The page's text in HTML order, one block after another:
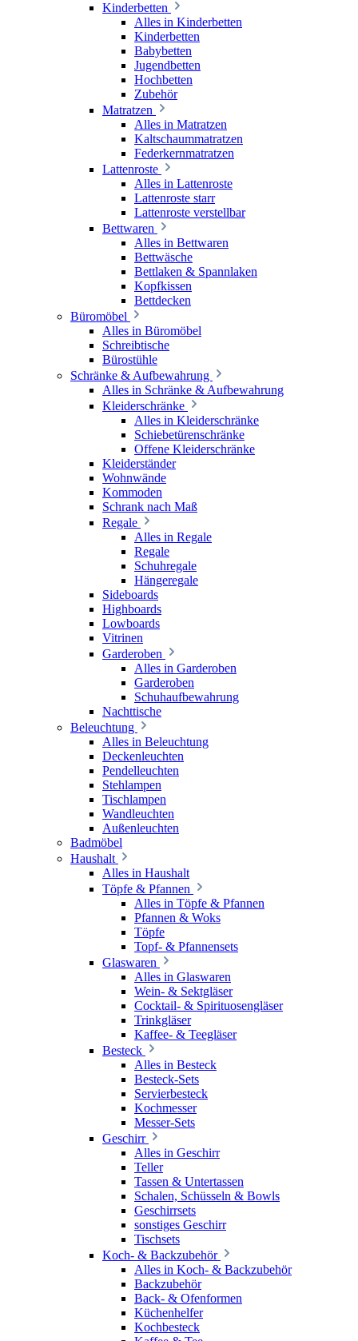
Kinderbetten
Alles in Kinderbetten
Kinderbetten
Babybetten
Jugendbetten
Hochbetten
Zubehör
Matratzen
Alles in Matratzen
Kaltschaummatratzen
Federkernmatratzen
Lattenroste
Alles in Lattenroste
Lattenroste starr
Lattenroste verstellbar
Bettwaren
Alles in Bettwaren
Bettwäsche
Bettlaken & Spannlaken
Kopfkissen
Bettdecken
Büromöbel
Alles in Büromöbel
Schreibtische
Bürostühle
Schränke & Aufbewahrung
Alles in Schränke & Aufbewahrung
Kleiderschränke
Alles in Kleiderschränke
Schiebetürenschränke
Offene Kleiderschränke
Kleiderständer
Wohnwände
Kommoden
Schrank nach Maß
Regale
Alles in Regale
Regale
Schuhregale
Hängeregale
Sideboards
Highboards
Lowboards
Vitrinen
Garderoben
Alles in Garderoben
Garderoben
Schuhaufbewahrung
Nachttische
Beleuchtung
Alles in Beleuchtung
Deckenleuchten
Pendelleuchten
Stehlampen
Tischlampen
Wandleuchten
Außenleuchten
Badmöbel
Haushalt
Alles in Haushalt
Töpfe & Pfannen
Alles in Töpfe & Pfannen
Pfannen & Woks
Töpfe
Topf- & Pfannensets
Glaswaren
Alles in Glaswaren
Wein- & Sektgläser
Cocktail- & Spirituosengläser
Trinkgläser
Kaffee- & Teegläser
Besteck
Alles in Besteck
Besteck-Sets
Servierbesteck
Kochmesser
Messer-Sets
Geschirr
Alles in Geschirr
Teller
Tassen & Untertassen
Schalen, Schüsseln & Bowls
Geschirrsets
sonstiges Geschirr
Tischsets
Koch- & Backzubehör
Alles in Koch- & Backzubehör
Backzubehör
Back- & Ofenformen
Küchenhelfer
Kochbesteck